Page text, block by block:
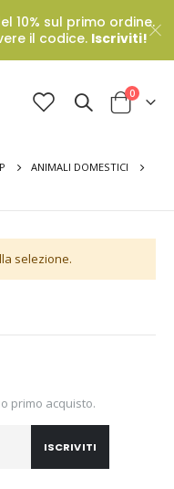
10% sul primo ordine.
il codice. Iscriviti!
Cart
0Prodotti
ANIMALI DOMESTICI
selezione.
primo acquisto.
ISCRIVITI